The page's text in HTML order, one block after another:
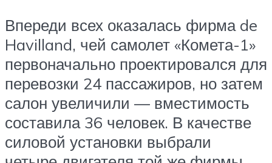
Впереди всех оказалась фирма de
Havilland, чей самолет «Комета-1»
первоначально проектировался для
перевозки 24 пассажиров, но затем
салон увеличили — вместимость
составила 36 человек. В качестве
силовой установки выбрали